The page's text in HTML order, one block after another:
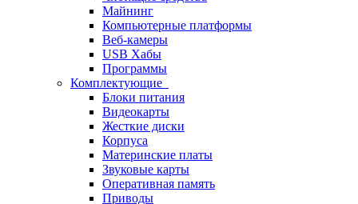
Майнинг
Компьютерные платформы
Веб-камеры
USB Хабы
Программы
Комплектующие
Блоки питания
Видеокарты
Жесткие диски
Корпуса
Материнские платы
Звуковые карты
Оперативная память
Приводы